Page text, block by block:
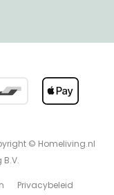
© Homeliving.nl
Privacybeleid